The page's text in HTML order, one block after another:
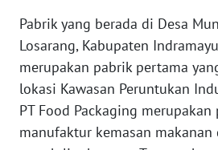
Pabrik yang berada di Desa
Losarang, Kabupaten
merupakan pabrik pertama
lokasi Kawasan Peruntukan
PT Food Packaging merupakan
manufaktur kemasan
WN
WN
SERAMBI
WN